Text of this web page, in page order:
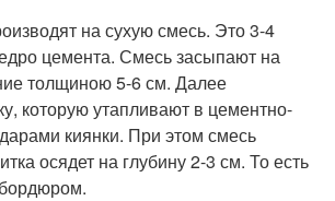
на сухую смесь. Это 3-4
цемента. Смесь засыпают на
толщиною 5-6 см. Далее
которую утапливают в цементно-
киянки. При этом смесь
осядет на глубину 2-3 см. То есть